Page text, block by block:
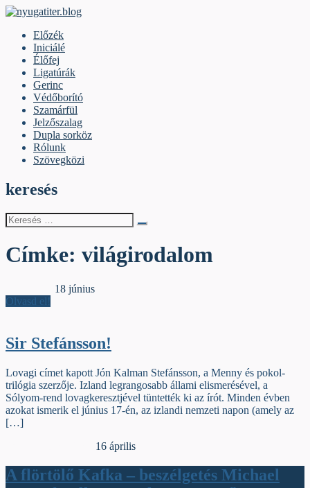
Skip
contentElőzék
Iniciálé
Élőfej
Ligatúrák
Gerinc
Védőborító
Szamárfül
Jelzőszalag
Dupla sorköz
Rólunk
Szövegközi
keresés
Keresés
erre:
Címke: világirodalom
18 június
Olvasd el!
Sir Stefánsson!
Lovagi címet kapott Jón Kalman Stefánsson, a Menny és pokol-
trilógia szerzője. Izland legrangosabb állami elismerésével, a
Sólyom-rend lovagkeresztjével tüntették ki az írót. Minden évben
azokat ismerik el június 17-én, az izlandi nemzeti napon (amely az
[…]
16 április
A flörtölő Kafka – beszélgetés Michael